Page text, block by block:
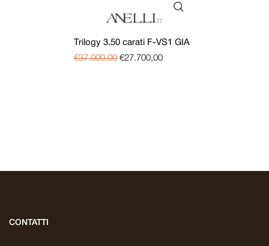
Trilogy 3.50 carati F-VS1 GIA
€37.000,00 €27.700,00
CONTATTI